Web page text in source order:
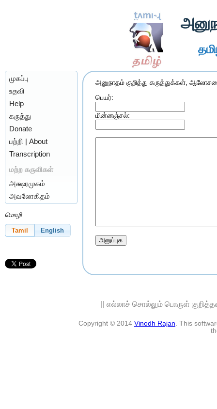
முகப்பு
உதவி
Help
கருத்து
Donate
பற்றி | About
Transcription
மற்ற கருவிகள்
அக்ஷரமுகம்
அவலோகிதம்
மொழி
Tamil English
அனுநாதம் குறித்து கருத்துக்கள்,
பெயர்:
மின்னஞ்சல்:
|| எல்லாச் சொல்லும் பொருள்
Copyright © 2014 Vinodh Rajan . This